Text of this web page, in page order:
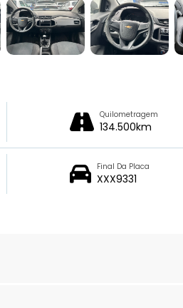
Quilometragem
134.500km
Final Da Placa
XXX9331